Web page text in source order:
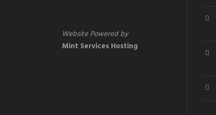
Website Powered by
Mint Services Hosting